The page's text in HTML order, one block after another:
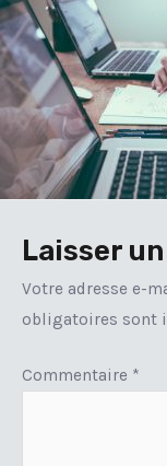
Laisser
Votre adresse e-
obligatoires sont
Commentaire *